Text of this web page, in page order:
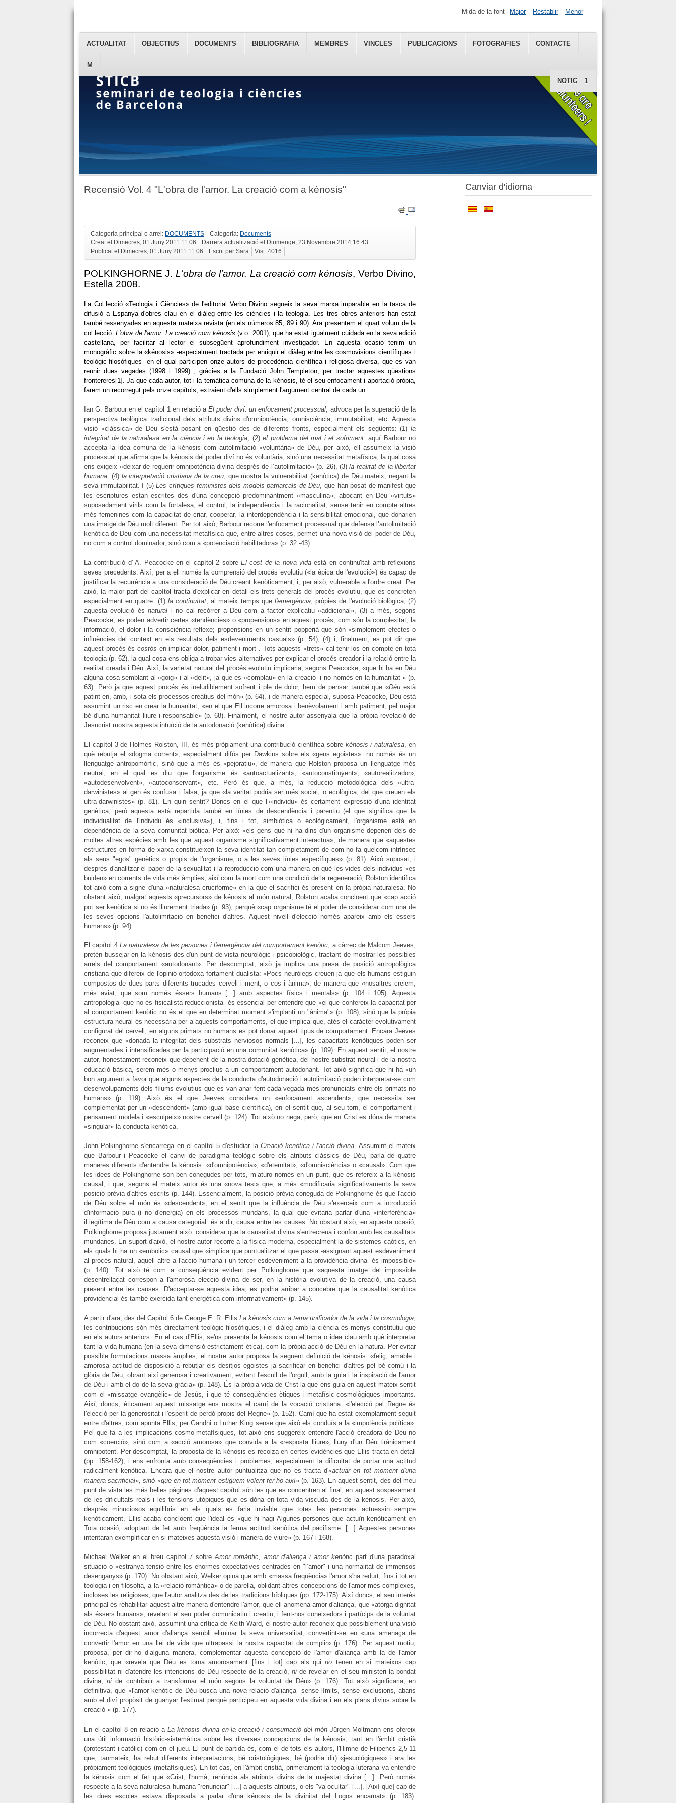
ACTUALITAT OBJECTIUS DOCUMENTS BIBLIOGRAFIA MEMBRES
NOTICIES
VINCLES PUBLICACIONS FOTOGRAFIES CONTACTE
M
1
Mida de la font Major Restablir Menor
Recensió Vol. 4 "L'obra de l'amor. La creació com a kénosis"
Categoria principal o arrel: DOCUMENTS Categoria: Documents
Creat el Dimecres, 01 Juny 2011 11:06
Darrera actualització el Diumenge, 23 Novembre 2014 16:43
Publicat el Dimecres, 01 Juny 2011 11:06
Escrit per Sara Vist: 4016
POLKINGHORNE J. L'obra de l'amor. La creació com kénosis, Verbo Divino,
Estella 2008.
La Col.lecció «Teologia i Ciències» de l'editorial Verbo Divino segueix la seva marxa imparable en la tasca de
difusió a Espanya d'obres clau en el diàleg entre les ciències i la teologia. Les tres obres anteriors han estat
també ressenyades en aquesta mateixa revista (en els números 85, 89 i 90). Ara presentem el quart volum de la
col.lecció:L'obra de l'amor. La creació com kénosis (v.o. 2001), que ha estat igualment cuidada en la seva edició
castellana, per facilitar al lector el subsegüent aprofundiment investigador. En aquesta ocasió tenim un
monogràfic sobre la «kénosis» -especialment tractada per enriquir el diàleg entre les cosmovisions científiques i
teològic-filosòfiques- en el qual participen onze autors de procedència científica i religiosa diversa, que es van
reunir dues vegades (1998 i 1999) , gràcies a la Fundació John Templeton, per tractar aquestes qüestions
frontereres [1]. Ja que cada autor, tot i la temàtica comuna de la kénosis, té el seu enfocament i aportació pròpia,
farem un recorregut pels onze capítols, extraient d'ells simplement l'argument central de cada un.
Ian G. Barbour en el capítol 1 en relació a El poder diví: un enfocament processual, advoca per la superació de la
perspectiva teològica tradicional dels atributs divins d'omnipotència, omnisciència, immutabilitat, etc. Aquesta
visió «clàssica» de Déu s'està posant en qüestió des de diferents fronts, especialment els següents: (1) la
integritat de la naturalesa en la ciència i en la teologia, (2)el problema del mal i el sofriment: aquí Barbour no
accepta la idea comuna de la kénosis com autolimitació «voluntària» de Déu, per això, ell assumeix la visió
processual que afirma que la kénosis del poder diví no és voluntària, sinó una necessitat metafísica, la qual cosa
ens exigeix «deixar de requerir omnipotència divina després de l’autolimitació» (p. 26), (3)la realitat de la llibertat
humana; (4) la interpretació cristiana de la creu, que mostra la vulnerabilitat (kenòtica) de Déu mateix, negant la
seva immutabilitat. I (5)Les crítiques feministes dels models patriarcals de Déu, que han posat de manifest que
les escriptures estan escrites des d'una concepció predominantment «masculina», abocant en Déu «virtuts»
suposadament virils com la fortalesa, el control, la independència i la racionalitat, sense tenir en compte altres
més femenines com la capacitat de criar, cooperar, la interdependència i la sensibilitat emocional, que donarien
una imatge de Déu molt diferent. Per tot això, Barbour recorre l'enfocament processual que defensa l’autolimitació
kenòtica de Déu com una necessitat metafísica que, entre altres coses, permet una nova visió del poder de Déu,
no com a control dominador, sinó com a «potenciació habilitadora» (p. 32 -43).
La contribució d' A. Peacocke en el capítol 2 sobre El cost de la nova vida està en continuïtat amb reflexions
seves precedents. Així, per a ell només la comprensió del procés evolutiu («la èpica de l'evolució») és capaç de
justificar la recurrència a una consideració de Déu creant kenòticament, i, per això, vulnerable a l'ordre creat. Per
això, la major part del capítol tracta d'explicar en detall els trets generals del procés evolutiu, que es concreten
especialment en quatre: (1) la continuïtat , al mateix temps quel'emergència , pròpies de l'evolució biològica, (2)
aquesta evolució ésnatural i no cal recórrer a Déu com a factor explicatiu «addicional», (3) a més, segons
Peacocke, es poden advertir certes «tendències» o «propensions» en aquest procés, com són la complexitat, la
informació, el dolor i la consciència reflexe; propensions en un sentit popperià que són «simplement efectes o
influències del context en els resultats dels esdeveniments casuals» (p. 54); (4) i, finalment, es pot dir que
aquest procés éscostós en implicar dolor, patiment i mort . Tots aquests «trets» cal tenir-los en compte en tota
teologia (p. 62), la qual cosa ens obliga a trobar vies alternatives per explicar el procés creador i la relació entre la
realitat creada i Déu. Així, la varietat natural del procés evolutiu implicaria, segons Peacocke, «que hi ha en Déu
alguna cosa semblant al «goig» i al «delit», ja que es «complau» en la creació -i no només en la humanitat-» (p.
63). Però ja que aquest procés és ineludiblement sofrent i ple de dolor, hem de pensar també que «Déu està
patint en, amb, i sota els processos creatius del món» (p. 64), i de manera especial, suposa Peacocke, Déu està
assumint un risc en crear la humanitat, «en el que Ell incorre amorosa i benèvolament i amb patiment, pel major
bé d'una humanitat lliure i responsable» (p. 68). Finalment, el nostre autor assenyala que la pròpia revelació de
Jesucrist mostra aquesta intuïció de la autodonació (kenòtica) divina.
El capítol 3 de Holmes Rolston, III, és més pròpiament una contribució científica sobre kénosis i naturalesa , en
què rebutja el «dogma corrent», especialment difós per Dawkins sobre els «gens egoistes»: no només és un
llenguatge antropomòrfic, sinó que a més és «pejoratiu», de manera que Rolston proposa un llenguatge més
neutral, en el qual es diu que l'organisme és «autoactualizant», «autoconstituyent», «autorealitzador»,
«autodesenvolvent», «autoconservant», etc. Però és que, a més, la reducció metodològica dels «ultra-
darwinistes» al gen és confusa i falsa, ja que «la veritat podria ser més social, o ecològica, del que creuen els
ultra-darwinistes» (p. 81). En quin sentit? Doncs en el que l’«individu» és certament expressió d'una identitat
genètica, però aquesta està repartida també en línies de descendència i parentiu (el que significa que la
individualitat de l'individu és «inclusiva»), i, fins i tot, simbiòtica o ecològicament, l'organisme està en
dependència de la seva comunitat biòtica. Per això: «els gens que hi ha dins d'un organisme depenen dels de
moltes altres espècies amb les que aquest organisme significativament interactua», de manera que «aquestes
estructures en forma de xarxa constitueixen la seva identitat tan completament de com ho fa quelcom intrínsec
als seus "egos" genètics o propis de l'organisme, o a les seves línies específiques» (p. 81). Això suposat, i
després d'analitzar el paper de la sexualitat i la reproducció com una manera en què les vides dels individus «es
buiden» en corrents de vida més àmplies, així com la mort com una condició de la regeneració, Rolston identifica
tot això com a signe d'una «naturalesa cruciforme» en la que el sacrifici és present en la pròpia naturalesa. No
obstant això, malgrat aquests «precursors» de kénosis al món natural, Rolston acaba concloent que «cap acció
pot ser kenòtica si no és lliurement triada» (p. 93), perquè «cap organisme té el poder de considerar com una de
les seves opcions l'autolimitació en benefici d'altres. Aquest nivell d'elecció només apareix amb els éssers
humans» (p. 94).
El capítol 4La naturalesa de les persones i l'emergència del comportament kenòtic , a càrrec de Malcom Jeeves,
pretén bussejar en la kénosis des d'un punt de vista neurològic i psicobiològic, tractant de mostrar les possibles
arrels del comportament «autodonant». Per descomptat, això ja implica una presa de posició antropològica
cristiana que difereix de l'opinió ortodoxa fortament dualista: «Pocs neuròlegs creuen ja que els humans estiguin
compostos de dues parts diferents trucades cervell i ment, o cos i ànima», de manera que «nosaltres creiem,
més aviat, que som només éssers humans [...] amb aspectes físics i mentals» (p. 104 i 105). Aquesta
antropologia -que no és fisicalista reduccionista- és essencial per entendre que «el que confereix la capacitat per
al comportament kenòtic no és el que en determinat moment s'implanti un "ànima"» (p. 108), sinó que la pròpia
estructura neural és necessària per a aquests comportaments, el que implica que, atès el caràcter evolutivament
configurat del cervell, en alguns primats no humans es pot donar aquest tipus de comportament. Encara Jeeves
reconeix que «donada la integritat dels substrats nerviosos normals [...], les capacitats kenòtiques poden ser
augmentades i intensificades per la participació en una comunitat kenòtica» (p. 109). En aquest sentit, el nostre
autor, honestament reconeix que depenent de la nostra dotació genètica, del nostre substrat neural i de la nostra
educació bàsica, serem més o menys proclius a un comportament autodonant. Tot això significa que hi ha «un
bon argument a favor que alguns aspectes de la conducta d'autodonació i autolimitació poden interpretar-se com
desenvolupaments dels fílums evolutius que es van anar fent cada vegada més pronunciats entre els primats no
humans» (p. 119). Això és el que Jeeves considera un «enfocament ascendent», que necessita ser
complementat per un «descendent» (amb igual base científica), en el sentit que, al seu torn, el comportament i
pensament modela i «esculpeix» nostre cervell (p. 124). Tot això no nega, però, que en Crist es dóna de manera
«singular» la conducta kenòtica.
John Polkinghorne s'encarrega en el capítol 5 d'estudiar la Creació kenòtica i l'acció divina. Assumint el mateix
que Barbour i Peacocke el canvi de paradigma teològic sobre els atributs clàssics de Déu, parla de quatre
maneres diferents d'entendre la kénosis: «d'omnipotència», «d'eternitat», «d'omnisciència» o «causal». Com que
les idees de Polkinghorne són ben conegudes per tots, m’aturo només en un punt, que es refereix a la kénosis
causal, i que, segons el mateix autor és una «nova tesi» que, a més «modificaria significativament» la seva
posició prèvia d'altres escrits (p. 144). Essencialment, la posició prèvia coneguda de Polkinghorne és que l'acció
de Déu sobre el món és «descendent», en el sentit que la influència de Déu s'exerceix com a introducció
d'informació pura (i no d'energia) en els processos mundans, la qual que evitaria parlar d'una «interferència»
il.legítima de Déu com a causa categorial: és a dir, causa entre les causes. No obstant això, en aquesta ocasió,
Polkinghorne proposa justament això: considerar que la causalitat divina s'entrecreua i confon amb les causalitats
mundanes. En suport d'això, el nostre autor recorre a la física moderna, especialment la de sistemes caòtics, en
els quals hi ha un «embolic» causal que «implica que puntualitzar el que passa -assignant aquest esdeveniment
al procés natural, aquell altre a l'acció humana i un tercer esdeveniment a la providència divina- és impossible»
(p. 140). Tot això té com a conseqüència evident per Polkinghorne que «aquesta imatge del impossible
desentrellaçat correspon a l'amorosa elecció divina de ser, en la història evolutiva de la creació, una causa
present entre les causes. D'acceptar-se aquesta idea, es podria arribar a concebre que la causalitat kenòtica
providencial és també exercida tant energètica com informativament» (p. 145).
A partir d'ara, des del Capítol 6 de George E. R. Ellis La kénosis com a tema unificador de la vida i la cosmologia,
les contribucions són més directament teològic-filosòfiques, i el diàleg amb la ciència és menys constitutiu que
en els autors anteriors. En el cas d'Ellis, se'ns presenta la kénosis com el tema o idea clau amb què interpretar
tant la vida humana (en la seva dimensió estrictament ètica), com la pròpia acció de Déu en la natura. Per evitar
possible formulacions massa àmplies, el nostre autor proposa la següent definició de kénosis: «feliç, amable i
amorosa actitud de disposició a rebutjar els desitjos egoistes ja sacrificar en benefici d'altres pel bé comú i la
glòria de Déu, obrant així generosa i creativament, evitant l'escull de l'orgull, amb la guia i la inspiració de l'amor
de Déu i amb el do de la seva gràcia» (p. 148). És la pròpia vida de Crist la que ens guia en aquest mateix sentit
com el «missatge evangèlic» de Jesús, i que té conseqüències ètiques i metafísic-cosmològiques importants.
Així, doncs, èticament aquest missatge ens mostra el camí de la vocació cristiana: «l'elecció pel Regne és
l'elecció per la generositat i l'esperit de perdó propis del Regne» (p. 152). Camí que ha estat exemplarment seguit
entre d'altres, com apunta Ellis, per Gandhi o Luther King sense que això els conduís a la «impotència política».
Pel que fa a les implicacions cosmo-metafísiques, tot això ens suggereix entendre l'acció creadora de Déu no
com «coerció», sinó com a «acció amorosa» que convida a la «resposta lliure», lluny d'un Déu tirànicament
omnipotent. Per descomptat, la proposta de la kénosis es recolza en certes evidències que Ellis tracta en detall
(pp. 158-162), i ens enfronta amb conseqüències i problemes, especialment la dificultat de portar una actitud
radicalment kenòtica. Encara que el nostre autor puntualitza que no es tracta d'«actuar en tot moment d'una
manera sacrificial», sinó «que en tot moment estiguem volent fer-ho així» (p. 163). En aquest sentit, des del meu
punt de vista les més belles pàgines d'aquest capítol són les que es concentren al final, en aquest sospesament
de les dificultats reals i les tensions utòpiques que es dóna en tota vida viscuda des de la kénosis. Per això,
després minuciosos equilibris en els quals es faria inviable que totes les persones actuessin sempre
kenòticament, Ellis acaba concloent que l'ideal és «que hi hagi Algunes persones que actuïn kenòticament en
Tota ocasió, adoptant de fet amb freqüència la ferma actitud kenòtica del pacifisme. [...] Aquestes persones
intentaran exemplificar en si mateixes aquesta visió i manera de viure» (p. 167 i 168).
Michael Welker en el breu capítol 7 sobreAmor romàntic, amor d'aliança i amor kenòtic part d'una paradoxal
situació o «estranya tensió entre les enormes expectatives centrades en "l’amor" i una normalitat de immensos
desenganys» (p. 170). No obstant això, Welker opina que amb «massa freqüència» l'amor s'ha reduït, fins i tot en
teologia i en filosofia, a la «relació romàntica» o de parella, oblidant altres concepcions de l'amor més complexes,
incloses les religioses, que l'autor analitza des de les tradicions bíbliques (pp. 172-175). Així doncs, el seu interès
principal és rehabilitar aquest altre manera d'entendre l'amor, que ell anomena amor d'aliança, que «atorga dignitat
als éssers humans», revelant el seu poder comunicatiu i creatiu, i fent-nos coneixedors i partícips de la voluntat
de Déu. No obstant això, assumint una crítica de Keith Ward, el nostre autor reconeix que possiblement una visió
incorrecta d'aquest amor d'aliança sembli eliminar la seva universalitat, convertint-se en «una amenaça de
convertir l'amor en una llei de vida que ultrapassi la nostra capacitat de complir» (p. 176). Per aquest motiu,
proposa, per dir-ho d’alguna manera, complementar aquesta concepció de l'amor d'aliança amb la de l'amor
kenòtic, que «revela que Déu es torna amorosament [fins i tot] cap als quino tenen en si mateixos cap
possibilitat ni d'atendre les intencions de Déu respecte de la creació,ni de revelar en el seu ministeri la bondat
divina,ni de contribuir a transformar el món segons la voluntat de Déu» (p. 176). Tot això significaria, en
definitiva, que «l'amor kenòtic de Déu busca una novarelació d'aliança -sense límits, sense exclusions, abans
amb el diví propòsit de guanyar l'estimat perquè participeu en aquesta vida divina i en els plans divins sobre la
creació-» (p. 177).
En el capítol 8 en relació a La kénosis divina en la creació i consumació del mónJürgen Moltmann ens ofereix
una útil informació històric-sistemàtica sobre les diverses concepcions de la kénosis, tant en l'àmbit cristià
(protestant i catòlic) com en el jueu. El punt de partida és, com el de tots els autors, l'Himne de Filipencs 2,5-11
que, tanmateix, ha rebut diferents interpretacions, bé cristològiques, bé (podria dir) «jesuológiques» i ara les
pròpiament teològiques (metafísiques). En tot cas, en l'àmbit cristià, primerament la teologia luterana va entendre
la kénosis com el fet que «Crist, l'humà, renúncia als atributs divins de la majestat divina [...]. Però només
respecte a la seva naturalesa humana "renunciar" [...] a aquests atributs, o els "va ocultar" [...]. [Així que] cap de
les dues escoles estava disposada a parlar d'una kénosis de la divinitat del Logos encarnat» (p. 183).
Canviar d'idioma